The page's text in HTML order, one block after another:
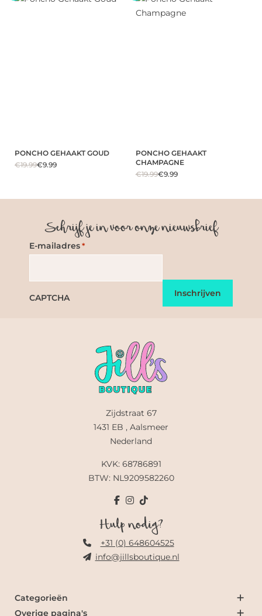
PONCHO GEHAAKT GOUD
€19.99€9.99
PONCHO GEHAAKT
CHAMPAGNE
€19.99€9.99
Schrijf je in voor onze nieuwsbrief
E-mailadres *
CAPTCHA
Zijdstraat 67
1431 EB , Aalsmeer
Nederland
KVK: 68786891
BTW: NL9209582260
Hulp nodig?
+31 (0) 648604525
info@jillsboutique.nl
Categorieën
Overige pagina's